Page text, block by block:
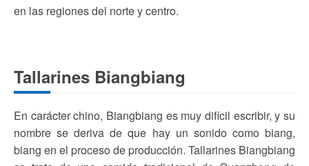
en las regiones del norte y centro.
Tallarines Biangbiang
En carácter chino, Biangbiang es muy difícil escribir, y su
nombre se deriva de que hay un sonido como biang,
biang en el proceso de producción. Tallarines Biangbiang